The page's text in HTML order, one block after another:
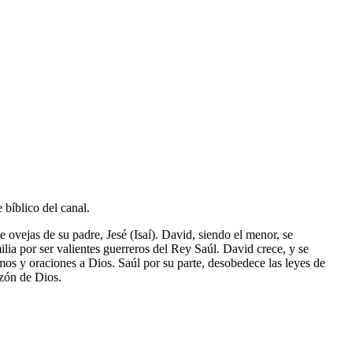
bíblico del canal.
de su padre, Jesé (Isaí). David, siendo el menor, se
por ser valientes guerreros del Rey Saúl. David crece, y se
y oraciones a Dios. Saúl por su parte, desobedece las leyes de
de Dios.